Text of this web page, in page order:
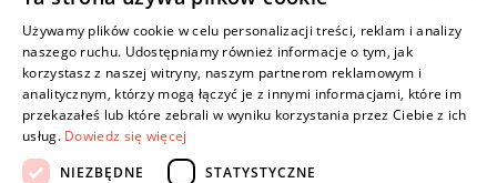
ENGLISH
Używamy plików cookie w celu personalizacji treści, reklam i analizy
naszego ruchu. Udostępniamy również informacje o tym, jak
korzystasz z naszej witryny, naszym partnerom reklamowym i
analitycznym, którzy mogą łączyć je z innymi informacjami, które im
przekazałeś lub które zebrali w wyniku korzystania przez Ciebie z ich
usług. Dowiedz się więcej
NIEZBĘDNE
STATYSTYCZNE